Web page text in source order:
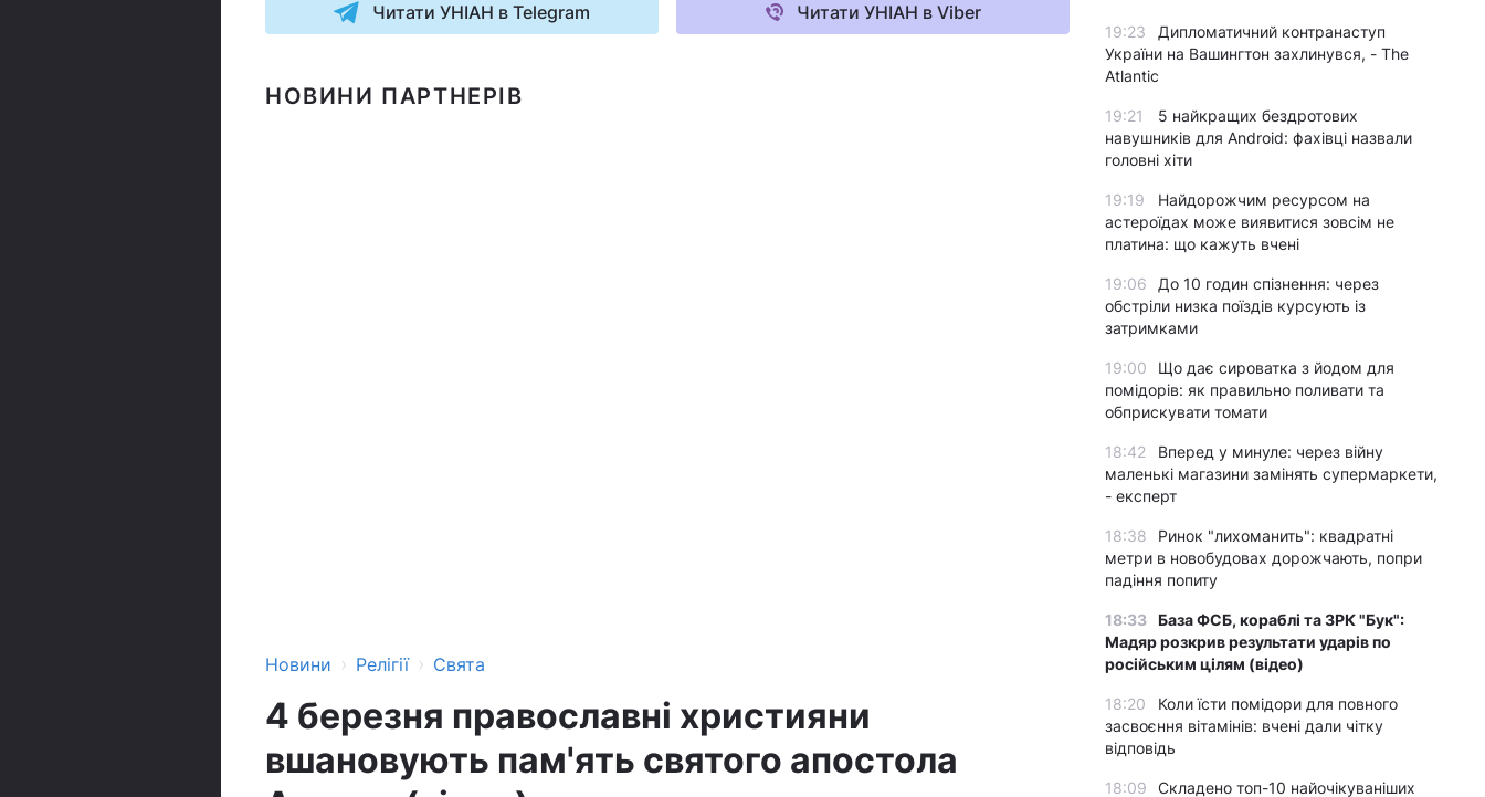
Читати УНІАН в Telegram Читати УНІАН в Viber
НОВИНИ ПАРТНЕРІВ
Новини › Релігії › Свята
4 березня православні християни
вшановують пам'ять святого апостола
19:23
Дипломатичний контранаступ
України на Вашингтон захлинувся, - The
Atlantic
19:21
5 найкращих бездротових
навушників для Android: фахівці назвали
головні хіти
19:19
Найдорожчим ресурсом на
астероїдах може виявитися зовсім не
платина: що кажуть вчені
19:06
До 10 годин спізнення: через
обстріли низка поїздів курсують із
затримками
19:00
Що дає сироватка з йодом для
помідорів: як правильно поливати та
обприскувати томати
18:42
Вперед у минуле: через війну
маленькі магазини замінять супермаркети,
- експерт
18:38
Ринок "лихоманить": квадратні
метри в новобудовах дорожчають, попри
падіння попиту
18:33 База ФСБ, кораблі та ЗРК "Бук":
Мадяр розкрив результати ударів по
російським цілям (відео)
18:20
Коли їсти помідори для повного
засвоєння вітамінів: вчені дали чітку
відповідь
18:09 Складено топ-10 найочікуваніших